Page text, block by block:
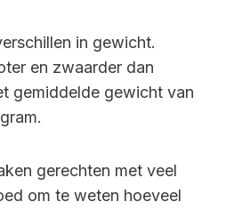
in gewicht.
en zwaarder dan
gemiddelde gewicht van
gerechten met veel
om te weten hoeveel